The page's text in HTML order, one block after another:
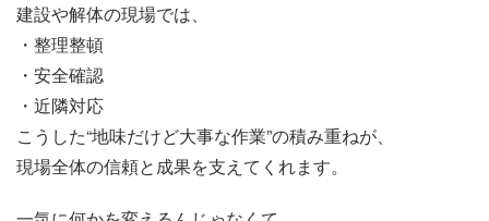
建設や解体の現場では、
・整理整頓
・安全確認
・近隣対応
こうした“地味だけど大事な作業”の積み重ねが、
現場全体の信頼と成果を支えてくれます。